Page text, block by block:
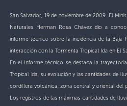
San Salvador, 19 de noviembre de 2009. El
Naturales Herman Rosa Chávez dio a
informe técnico sobre la incidencia de la Baja
interacción con la Tormenta Tropical Ida en El
En el Informe técnico se destaca la
Tropical Ida, su evolución y las cantidades de
cordillera volcánica, zona central y oriental del
Los registros de las máximas cantidades de